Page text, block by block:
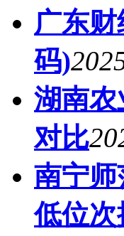
广东
码)
湖南
对比
南宁
低位次